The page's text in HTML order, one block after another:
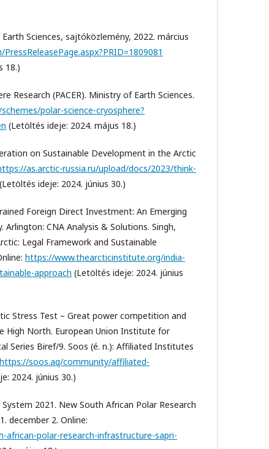
Sciences, sajtóközlemény, 2022. március
18.)
Research (PACER). Ministry of Earth Sciences.
polar-science-cryosphere?
(Letöltés ideje: 2024. május 18.)
on Sustainable Development in the Arctic
as.arctic-russia.ru/upload/docs/2023/think-
ideje: 2024. június 30.)
Foreign Direct Investment: An Emerging
Arlington: CNA Analysis & Solutions. Singh,
Legal Framework and Sustainable
https://www.thearcticinstitute.org/india-
approach (Letöltés ideje: 2024. június
Stress Test – Great power competition and
High North. European Union Institute for
Series Biref/9. Soos (é. n.): Affiliated Institutes
https://soos.aq/community/affiliated-
2024. június 30.)
2021. New South African Polar Research
december 2. Online:
polar-research-infrastructure-sapri-